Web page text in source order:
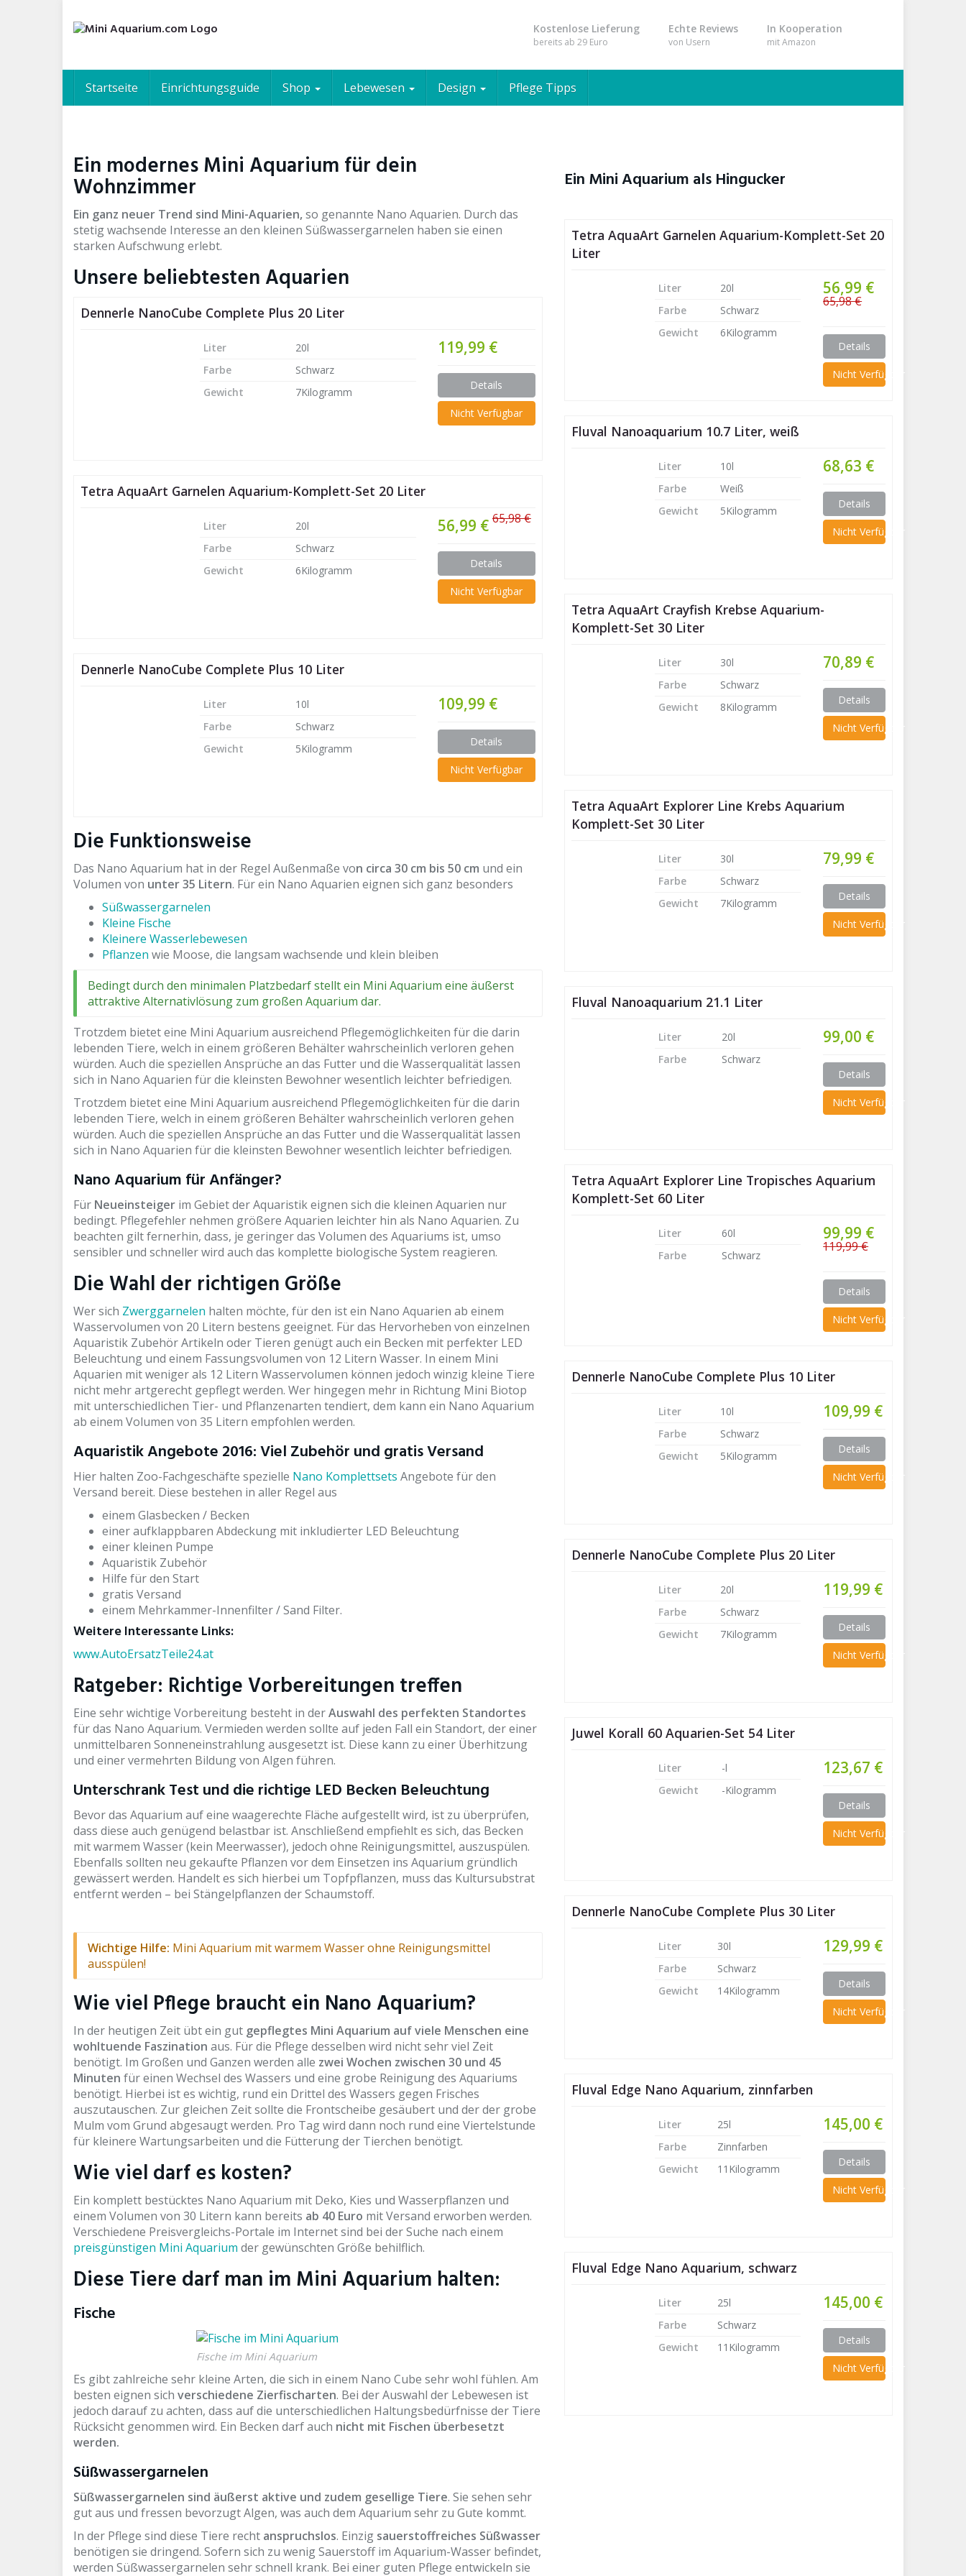
Kostenlose Lieferung
bereits ab 29 Euro
Echte Reviews
von Usern
In Kooperation
mit Amazon
Startseite Einrichtungsguide Shop Lebewesen Design Pflege Tipps
Das Mini Aquarium – Wunderbare Wasserwelt im
Klein-Format
Ein modernes Mini Aquarium für dein
Wohnzimmer
Ein ganz neuer Trend sind Mini-Aquarien,so genannte Nano Aquarien. Durch das
stetig wachsende Interesse an den kleinen Süßwassergarnelen haben sie einen
starken Aufschwung erlebt.
Unsere beliebtesten Aquarien
Dennerle NanoCube Complete Plus 20 Liter
119,99 €
Details
Nicht Verfügbar
Liter
20l
Farbe
Schwarz
Gewicht
7Kilogramm
Tetra AquaArt Garnelen Aquarium-Komplett-Set 20 Liter
56,99 €65,98 €
Details
Nicht Verfügbar
Liter
20l
Farbe
Schwarz
Gewicht
6Kilogramm
Dennerle NanoCube Complete Plus 10 Liter
109,99 €
Details
Nicht Verfügbar
Liter
10l
Farbe
Schwarz
Gewicht
5Kilogramm
Die Funktionsweise
Das Nano Aquarium hat in der Regel Außenmaße von circa 30 cm bis 50 cm und ein
Volumen von unter 35 Litern. Für ein Nano Aquarien eignen sich ganz besonders
Süßwassergarnelen
Kleine Fische
Kleinere Wasserlebewesen
Pflanzen wie Moose, die langsam wachsende und klein bleiben
Bedingt durch den minimalen Platzbedarf stellt ein Mini Aquarium eine äußerst
attraktive Alternativlösung zum großen Aquarium dar.
Trotzdem bietet eine Mini Aquarium ausreichend Pflegemöglichkeiten für die darin
lebenden Tiere, welch in einem größeren Behälter wahrscheinlich verloren gehen
würden. Auch die speziellen Ansprüche an das Futter und die Wasserqualität lassen
sich in Nano Aquarien für die kleinsten Bewohner wesentlich leichter befriedigen.
Trotzdem bietet eine Mini Aquarium ausreichend Pflegemöglichkeiten für die darin
lebenden Tiere, welch in einem größeren Behälter wahrscheinlich verloren gehen
würden. Auch die speziellen Ansprüche an das Futter und die Wasserqualität lassen
sich in Nano Aquarien für die kleinsten Bewohner wesentlich leichter befriedigen.
Nano Aquarium für Anfänger?
Für Neueinsteiger im Gebiet der Aquaristik eignen sich die kleinen Aquarien nur
bedingt. Pflegefehler nehmen größere Aquarien leichter hin als Nano Aquarien. Zu
beachten gilt fernerhin, dass, je geringer das Volumen des Aquariums ist, umso
sensibler und schneller wird auch das komplette biologische System reagieren.
Die Wahl der richtigen Größe
Wer sich Zwerggarnelen halten möchte, für den ist ein Nano Aquarien ab einem
Wasservolumen von 20 Litern bestens geeignet. Für das Hervorheben von einzelnen
Aquaristik Zubehör Artikeln oder Tieren genügt auch ein Becken mit perfekter LED
Beleuchtung und einem Fassungsvolumen von 12 Litern Wasser. In einem Mini
Aquarien mit weniger als 12 Litern Wasservolumen können jedoch winzig kleine Tiere
nicht mehr artgerecht gepflegt werden. Wer hingegen mehr in Richtung Mini Biotop
mit unterschiedlichen Tier- und Pflanzenarten tendiert, dem kann ein Nano Aquarium
ab einem Volumen von 35 Litern empfohlen werden.
Aquaristik Angebote 2016: Viel Zubehör und gratis Versand
Hier halten Zoo-Fachgeschäfte spezielle Nano Komplettsets Angebote für den
Versand bereit. Diese bestehen in aller Regel aus
einem Glasbecken / Becken
einer aufklappbaren Abdeckung mit inkludierter LED Beleuchtung
einer kleinen Pumpe
Aquaristik Zubehör
Hilfe für den Start
gratis Versand
einem Mehrkammer-Innenfilter / Sand Filter.
Weitere Interessante Links:
www.AutoErsatzTeile24.at
Ratgeber: Richtige Vorbereitungen treffen
Eine sehr wichtige Vorbereitung besteht in derAuswahl des perfekten Standortes
für das Nano Aquarium. Vermieden werden sollte auf jeden Fall ein Standort, der einer
unmittelbaren Sonneneinstrahlung ausgesetzt ist. Diese kann zu einer Überhitzung
und einer vermehrten Bildung von Algen führen.
Unterschrank Test und die richtige LED Becken Beleuchtung
Bevor das Aquarium auf eine waagerechte Fläche aufgestellt wird, ist zu überprüfen,
dass diese auch genügend belastbar ist. Anschließend empfiehlt es sich, das Becken
mit warmem Wasser (kein Meerwasser), jedoch ohne Reinigungsmittel, auszuspülen.
Ebenfalls sollten neu gekaufte Pflanzen vor dem Einsetzen ins Aquarium gründlich
gewässert werden. Handelt es sich hierbei um Topfpflanzen, muss das Kultursubstrat
entfernt werden – bei Stängelpflanzen der Schaumstoff.
Wichtige Hilfe: Mini Aquarium mit warmem Wasser ohne Reinigungsmittel
ausspülen!
Wie viel Pflege braucht ein Nano Aquarium?
In der heutigen Zeit übt ein gut gepflegtes Mini Aquarium auf viele Menschen eine
wohltuende Faszination aus. Für die Pflege desselben wird nicht sehr viel Zeit
benötigt. Im Großen und Ganzen werden alle zwei Wochen zwischen 30 und 45
Minuten für einen Wechsel des Wassers und eine grobe Reinigung des Aquariums
benötigt. Hierbei ist es wichtig, rund ein Drittel des Wassers gegen Frisches
auszutauschen. Zur gleichen Zeit sollte die Frontscheibe gesäubert und der der grobe
Mulm vom Grund abgesaugt werden. Pro Tag wird dann noch rund eine Viertelstunde
für kleinere Wartungsarbeiten und die Fütterung der Tierchen benötigt.
Wie viel darf es kosten?
Ein komplett bestücktes Nano Aquarium mit Deko, Kies und Wasserpflanzen und
einem Volumen von 30 Litern kann bereits ab 40 Euro mit Versand erworben werden.
Verschiedene Preisvergleichs-Portale im Internet sind bei der Suche nach einem
preisgünstigen Mini Aquarium der gewünschten Größe behilflich.
Diese Tiere darf man im Mini Aquarium halten:
Fische
Fische im Mini Aquarium
Es gibt zahlreiche sehr kleine Arten, die sich in einem Nano Cube sehr wohl fühlen. Am
besten eignen sich verschiedene Zierfischarten. Bei der Auswahl der Lebewesen ist
jedoch darauf zu achten, dass auf die unterschiedlichen Haltungsbedürfnisse der Tiere
Rücksicht genommen wird. Ein Becken darf auch nicht mit Fischen überbesetzt
werden.
Süßwassergarnelen
Süßwassergarnelen sind äußerst aktive und zudem gesellige Tiere. Sie sehen sehr
gut aus und fressen bevorzugt Algen, was auch dem Aquarium sehr zu Gute kommt.
In der Pflege sind diese Tiere recht anspruchslos. Einzig sauerstoffreiches Süßwasser
benötigen sie dringend. Sofern sich zu wenig Sauerstoff im Aquarium-Wasser befindet,
werden Süßwassergarnelen sehr schnell krank. Bei einer guten Pflege entwickeln sie
Ein Mini Aquarium als Hingucker
Tetra AquaArt Garnelen Aquarium-Komplett-Set 20
Liter
56,99 €
65,98 €
Details
Nicht Verfügbar
Liter
20l
Farbe
Schwarz
Gewicht
6Kilogramm
Fluval Nanoaquarium 10.7 Liter, weiß
68,63 €
Details
Nicht Verfügbar
Liter
10l
Farbe
Weiß
Gewicht
5Kilogramm
Tetra AquaArt Crayfish Krebse Aquarium-
Komplett-Set 30 Liter
70,89 €
Details
Nicht Verfügbar
Liter
30l
Farbe
Schwarz
Gewicht
8Kilogramm
Tetra AquaArt Explorer Line Krebs Aquarium
Komplett-Set 30 Liter
79,99 €
Details
Nicht Verfügbar
Liter
30l
Farbe
Schwarz
Gewicht
7Kilogramm
Fluval Nanoaquarium 21.1 Liter
99,00 €
Details
Nicht Verfügbar
Liter
20l
Farbe
Schwarz
Tetra AquaArt Explorer Line Tropisches Aquarium
Komplett-Set 60 Liter
99,99 €
119,99 €
Details
Nicht Verfügbar
Liter
60l
Farbe
Schwarz
Dennerle NanoCube Complete Plus 10 Liter
109,99 €
Details
Nicht Verfügbar
Liter
10l
Farbe
Schwarz
Gewicht
5Kilogramm
Dennerle NanoCube Complete Plus 20 Liter
119,99 €
Details
Nicht Verfügbar
Liter
20l
Farbe
Schwarz
Gewicht
7Kilogramm
Juwel Korall 60 Aquarien-Set 54 Liter
123,67 €
Details
Nicht Verfügbar
Liter
-l
Gewicht
-Kilogramm
Dennerle NanoCube Complete Plus 30 Liter
129,99 €
Details
Nicht Verfügbar
Liter
30l
Farbe
Schwarz
Gewicht
14Kilogramm
Fluval Edge Nano Aquarium, zinnfarben
145,00 €
Details
Nicht Verfügbar
Liter
25l
Farbe
Zinnfarben
Gewicht
11Kilogramm
Fluval Edge Nano Aquarium, schwarz
145,00 €
Details
Nicht Verfügbar
Liter
25l
Farbe
Schwarz
Gewicht
11Kilogramm